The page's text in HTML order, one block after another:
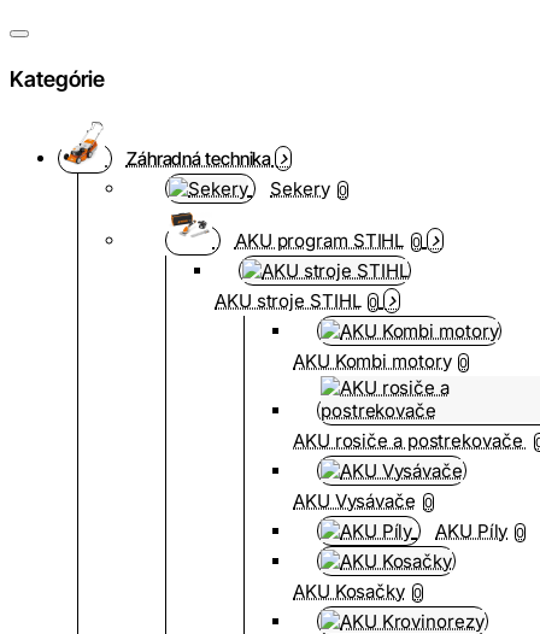
Kategórie
Záhradná technika
Sekery 0
AKU program STIHL 0
AKU stroje STIHL 0
AKU Kombi motory 0
AKU rosiče a postrekovače
AKU Vysávače 0
AKU Píly 0
AKU Kosačky 0